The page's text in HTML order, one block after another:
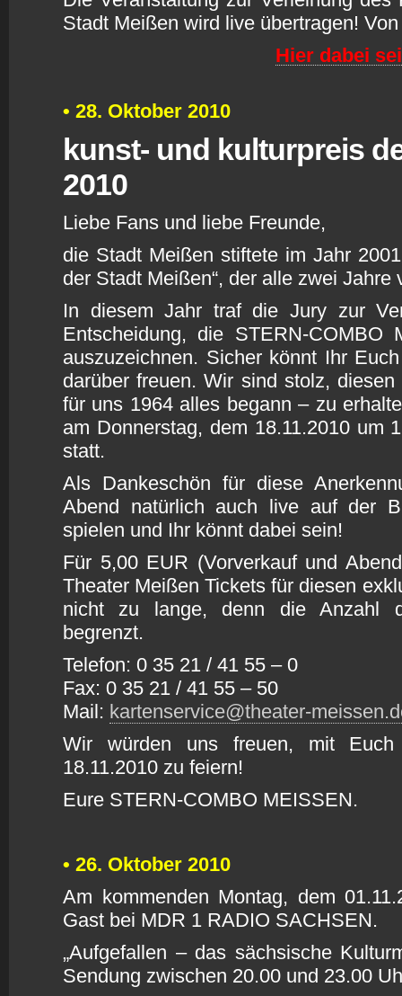
Stadt Meißen wird live übertragen!
Hier dabei
• 28. Oktober 2010
kunst- und kulturpreis
2010
Liebe Fans und liebe Freunde,
die Stadt Meißen stiftete im Jahr
der Stadt Meißen“, der alle zwei Jahre
In diesem Jahr traf die Jury zur
Entscheidung, die STERN-COMBO
auszuzeichnen. Sicher könnt Ihr
darüber freuen. Wir sind stolz,
für uns 1964 alles begann – zu
am Donnerstag, dem 18.11.2010 um
statt.
Als Dankeschön für diese
Abend natürlich auch live auf der
spielen und Ihr könnt dabei sein!
Für 5,00 EUR (Vorverkauf und
Theater Meißen Tickets für diesen
nicht zu lange, denn die Anzahl
begrenzt.
Telefon: 0 35 21 / 41 55 – 0
Fax: 0 35 21 / 41 55 – 50
Mail: kartenservice@theater-
Wir würden uns freuen, mit
18.11.2010 zu feiern!
Eure STERN-COMBO MEISSEN.
• 26. Oktober 2010
Am kommenden Montag, dem
Gast bei MDR 1 RADIO SACHSEN.
„Aufgefallen – das sächsische
Sendung zwischen 20.00 und 23.00